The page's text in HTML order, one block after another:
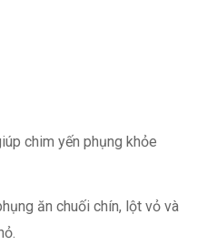
chim yến phụng khỏe
ăn chuối chín, lột vỏ và